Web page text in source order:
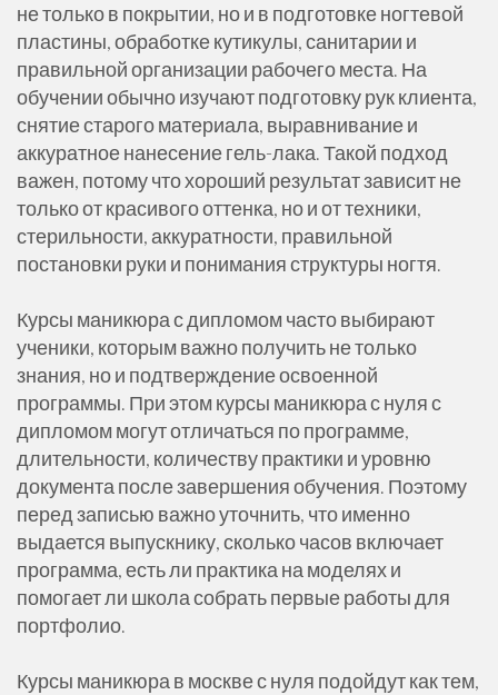
не только в покрытии, но и в подготовке ногтевой
пластины, обработке кутикулы, санитарии и
правильной организации рабочего места. На
обучении обычно изучают подготовку рук клиента,
снятие старого материала, выравнивание и
аккуратное нанесение гель-лака. Такой подход
важен, потому что хороший результат зависит не
только от красивого оттенка, но и от техники,
стерильности, аккуратности, правильной
постановки руки и понимания структуры ногтя.
Курсы маникюра с дипломом часто выбирают
ученики, которым важно получить не только
знания, но и подтверждение освоенной
программы. При этом курсы маникюра с нуля с
дипломом могут отличаться по программе,
длительности, количеству практики и уровню
документа после завершения обучения. Поэтому
перед записью важно уточнить, что именно
выдается выпускнику, сколько часов включает
программа, есть ли практика на моделях и
помогает ли школа собрать первые работы для
портфолио.
Курсы маникюра в москве с нуля подойдут как тем,